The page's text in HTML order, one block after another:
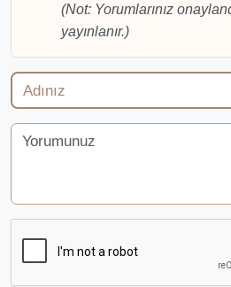
(Not: Yorumlarınız
yayınlanır.)